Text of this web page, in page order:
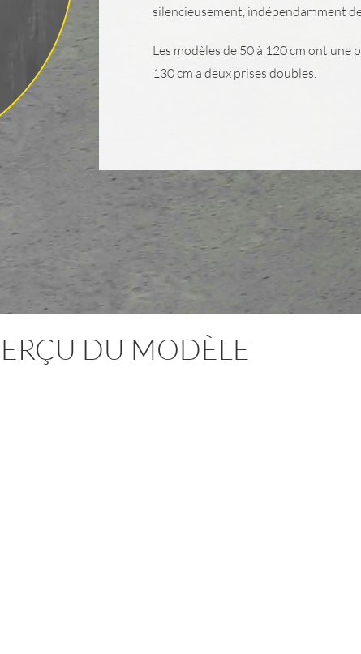
silencieusement, indépendamment
Les modèles de 50 à 120 cm ont une
130 cm a deux prises doubles.
DU MODÈLE